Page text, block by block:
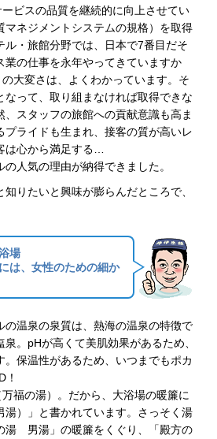
ビスの品質を継続的に向上させてい
マネジメントシステムの規格）を取得
ル・旅館分野では、日本で7番目だそ
業の仕事を永年やってきていますか
大変さは、よくわかっています。そ
なって、取り組まなければ取得できな
スタッフの旅館への貢献意識も高ま
プライドも生まれ、接客の質が高いレ
は心から満足する…
人気の理由が納得できました。
りたいと興味が膨らんだところで、
場
は、女性のための細か
温泉の泉質は、熱海の温泉の特徴で
。pHが高くて美肌効果があるため、
。保温性があるため、いつまでもポカ
！
福の湯）。だから、大浴場の暖簾に
）」と書かれています。さっそく湯
湯 男湯」の暖簾をくぐり、「殿方の